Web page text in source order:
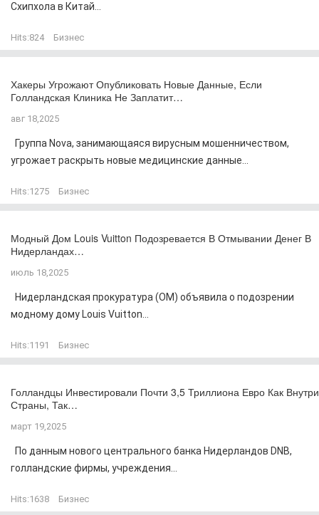
Схипхола в Китай...
Hits:824 Бизнес
Хакеры Угрожают Опубликовать Новые Данные, Если
Голландская Клиника Не Заплатит…
авг 18,2025
Группа Nova, занимающаяся вирусным мошенничеством,
угрожает раскрыть новые медицинские данные...
Hits:1275 Бизнес
Модный Дом Louis Vuitton Подозревается В Отмывании Денег В
Нидерландах…
июль 18,2025
Нидерландская прокуратура (OM) объявила о подозрении
модному дому Louis Vuitton...
Hits:1191 Бизнес
Голландцы Инвестировали Почти 3,5 Триллиона Евро Как Внутри
Страны, Так…
март 19,2025
По данным нового центрального банка Нидерландов DNB,
голландские фирмы, учреждения...
Hits:1638 Бизнес